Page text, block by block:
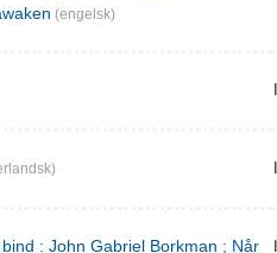
(engelsk)
: John Gabriel Borkman ; Når